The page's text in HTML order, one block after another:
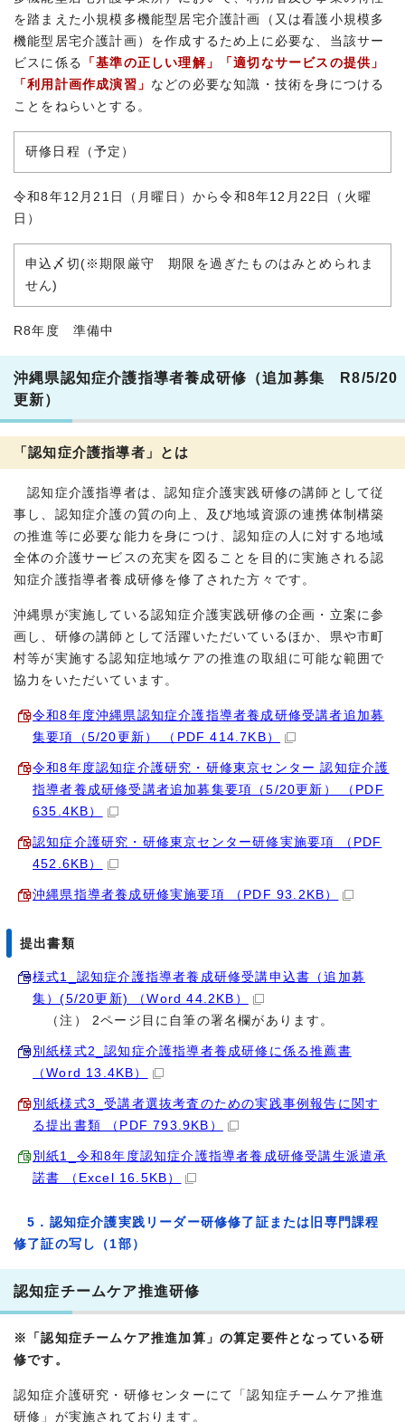
を踏まえた小規模多機能型居宅介護計画（又は看護小規模多
機能型居宅介護計画）を作成するため上に必要な、当該サー
ビスに係る
「基準の正しい理解」「適切なサービスの提供」
「利用計画作成演習」 などの必要な知識・技術を身につける
ことをねらいとする。
研修日程（予定）
令和8年12月21日（月曜日）から令和8年12月22日（火曜
日）
申込〆切(※期限厳守 期限を過ぎたものはみとめられま
せん)
R8年度 準備中
沖縄県認知症介護指導者養成研修（追加募集 R8/5/20
更新）
「認知症介護指導者」とは
認知症介護指導者は、認知症介護実践研修の講師として従
事し、認知症介護の質の向上、及び地域資源の連携体制構築
の推進等に必要な能力を身につけ、認知症の人に対する地域
全体の介護サービスの充実を図ることを目的に実施される認
知症介護指導者養成研修を修了された方々です。
沖縄県が実施している認知症介護実践研修の企画・立案に参
画し、研修の講師として活躍いただいているほか、県や市町
村等が実施する認知症地域ケアの推進の取組に可能な範囲で
協力をいただいています。
令和8年度沖縄県認知症介護指導者養成研修受講者追加募
集要項（5/20更新） （PDF 414.7KB）
令和8年度認知症介護研究・研修東京センター 認知症介護
指導者養成研修受講者追加募集要項（5/20更新） （PDF
635.4KB）
認知症介護研究・研修東京センター研修実施要項 （PDF
452.6KB）
沖縄県指導者養成研修実施要項 （PDF 93.2KB）
提出書類
様式1_認知症介護指導者養成研修受講申込書（追加募
集）(5/20更新) （Word 44.2KB）
（注） 2ページ目に自筆の署名欄があります。
別紙様式2_認知症介護指導者養成研修に係る推薦書
（Word 13.4KB）
別紙様式3_受講者選抜考査のための実践事例報告に関す
る提出書類 （PDF 793.9KB）
別紙1_令和8年度認知症介護指導者養成研修受講生派遣承
諾書 （Excel 16.5KB）
5．認知症介護実践リーダー研修修了証または旧専門課程
修了証の写し（1部）
認知症チームケア推進研修
※「認知症チームケア推進加算」の算定要件となっている研
修です。
認知症介護研究・研修センターにて「認知症チームケア推進
研修」が実施されております。